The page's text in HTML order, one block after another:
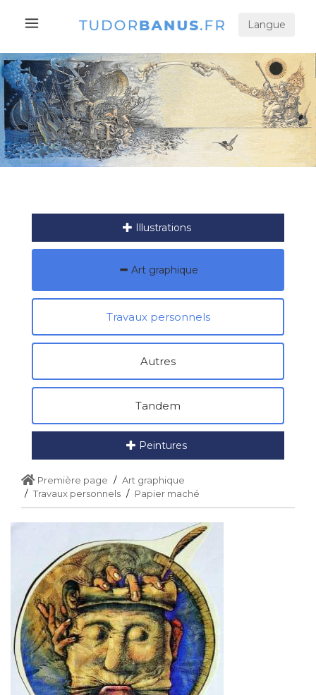
Langue
Illustrations
Art graphique
Travaux personnels
Autres
Tandem
Peintures
Première page
Art graphique
Travaux personnels
Papier maché